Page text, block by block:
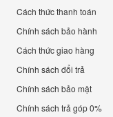
Cách thức thanh toán
Chính sách bảo hành
Cách thức giao hàng
Chính sách đổi trả
Chính sách bảo mật
Chính sách trả góp 0%